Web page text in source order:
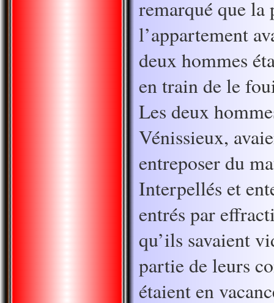
remarqué que la
l’appartement
deux hommes
en train de le
Les deux
Vénissieux,
entreposer du
Interpellés et
entrés par
qu’ils savaient
partie de leurs
étaient en